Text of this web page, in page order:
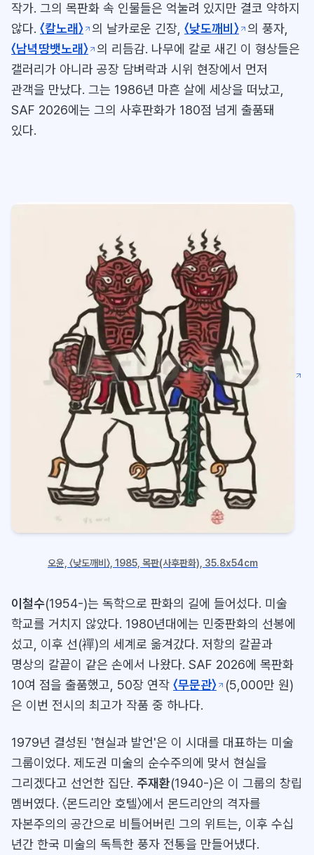
작가. 그의 목판화 속 인물들은 억눌려 있지만 결코 약하지
않다. 〈칼노래〉 의 날카로운 긴장, 〈낮도깨비〉
의 풍자,
〈남녁땅뱃노래〉
의 리듬감. 나무에 칼로 새긴 이 형상들은
갤러리가 아니라 공장 담벼락과 시위 현장에서 먼저
관객을 만났다. 그는 1986년 마흔 살에 세상을 떠났고,
SAF 2026에는 그의 사후판화가 180점 넘게 출품돼
있다.
오윤, 〈낮도깨비〉, 1985, 목판(사후판화), 35.8x54cm
이철수(1954-)는 독학으로 판화의 길에 들어섰다. 미술
학교를 거치지 않았다. 1980년대에는 민중판화의 선봉에
섰고, 이후 선(禪)의 세계로 옮겨갔다. 저항의 칼끝과
명상의 칼끝이 같은 손에서 나왔다. SAF 2026에 목판화
10여 점을 출품했고, 50장 연작 〈무문관〉
(5,000만 원)
은 이번 전시의 최고가 작품 중 하나다.
1979년 결성된 '현실과 발언'은 이 시대를 대표하는 미술
그룹이었다. 제도권 미술의 순수주의에 맞서 현실을
그리겠다고 선언한 집단. 주재환(1940-)은 이 그룹의 창립
멤버였다. 〈몬드리안 호텔〉에서 몬드리안의 격자를
자본주의의 공간으로 비틀어버린 그의 위트는, 이후 수십
년간 한국 미술의 독특한 풍자 전통을 만들어냈다.